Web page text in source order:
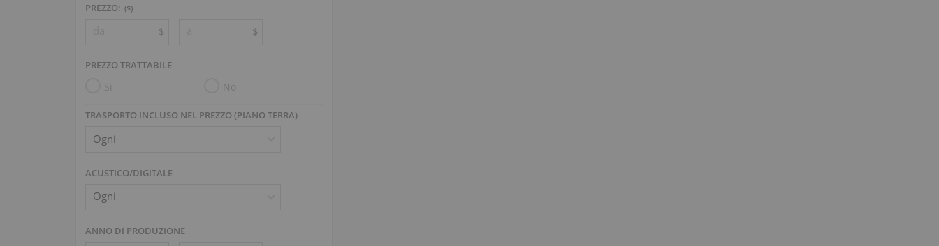
PREZZO: ($)
$ $
PREZZO TRATTABILE
Sì No
TRASPORTO INCLUSO NEL PREZZO (PIANO TERRA)
ACUSTICO/DIGITALE
ANNO DI PRODUZIONE